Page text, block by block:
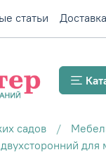
статьи
садов
для